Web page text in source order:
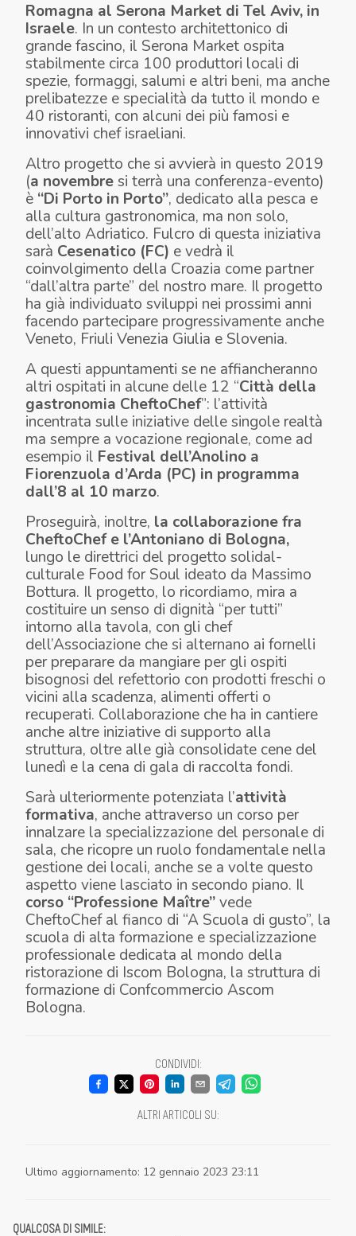
Romagna al Serona Market di Tel Aviv, in
Israele. In un contesto architettonico di
grande fascino, il Serona Market ospita
stabilmente circa 100 produttori locali di
spezie, formaggi, salumi e altri beni, ma anche
prelibatezze e specialità da tutto il mondo e
40 ristoranti, con alcuni dei più famosi e
innovativi chef israeliani.
Altro progetto che si avvierà in questo 2019
(a novembresi terrà una conferenza-evento)
è “Di Porto in Porto”, dedicato alla pesca e
alla cultura gastronomica, ma non solo,
dell’alto Adriatico. Fulcro di questa iniziativa
sarà Cesenatico (FC) e vedrà il
coinvolgimento della Croazia come partner
“dall’altra parte” del nostro mare. Il progetto
ha già individuato sviluppi nei prossimi anni
facendo partecipare progressivamente anche
Veneto, Friuli Venezia Giulia e Slovenia.
A questi appuntamenti se ne affiancheranno
altri ospitati in alcune delle 12 “Città della
gastronomia CheftoChef”: l’attività
incentrata sulle iniziative delle singole realtà
ma sempre a vocazione regionale, come ad
esempio il Festival dell’Anolino a
Fiorenzuola d’Arda (PC) in programma
dall’8 al 10 marzo.
Proseguirà, inoltre, la collaborazione fra
CheftoChefe l’Antoniano di Bologna,
lungo le direttrici del progetto solidal-
culturale Food for Soul ideato da Massimo
Bottura. Il progetto, lo ricordiamo, mira a
costituire un senso di dignità “per tutti”
intorno alla tavola, con gli chef
dell’Associazione che si alternano ai fornelli
per preparare da mangiare per gli ospiti
bisognosi del refettorio con prodotti freschi o
vicini alla scadenza, alimenti offerti o
recuperati. Collaborazione che ha in cantiere
anche altre iniziative di supporto alla
struttura, oltre alle già consolidate cene del
lunedì e la cena di gala di raccolta fondi.
Sarà ulteriormente potenziata l’attività
formativa, anche attraverso un corso per
innalzare la specializzazione del personale di
sala, che ricopre un ruolo fondamentale nella
gestione dei locali, anche se a volte questo
aspetto viene lasciato in secondo piano. Il
corso “Professione Maître”vede
CheftoChef al fianco di “A Scuola di gusto”, la
scuola di alta formazione e specializzazione
professionale dedicata al mondo della
ristorazione di Iscom Bologna, la struttura di
formazione di Confcommercio Ascom
Bologna.
CONDIVIDI:
ALTRI ARTICOLI SU:
Ultimo aggiornamento: 12 gennaio 2023 23:11
QUALCOSA DI SIMILE: